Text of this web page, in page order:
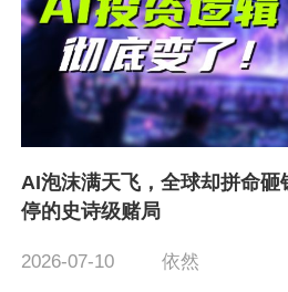
AI泡沫满天飞，全球却拼命砸
停的史诗级赌局
2026-07-10 依然